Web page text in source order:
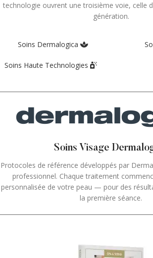
technologie ouvrent une troisième voie, celle
génération.
Soins Dermalogica
Soins Haute Technologies
Soins Visage
Protocoles de référence développés par
professionnel. Chaque traitement
personnalisée de votre peau — pour des
la première séance.